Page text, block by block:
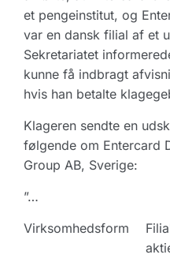
et pengeinstitut, og
var en dansk filial af et
Sekretariatet
kunne få indbragt
hvis han betalte
Klageren sendte en
følgende om Entercard
Group AB, Sverige:
”…
Virksomhedsform